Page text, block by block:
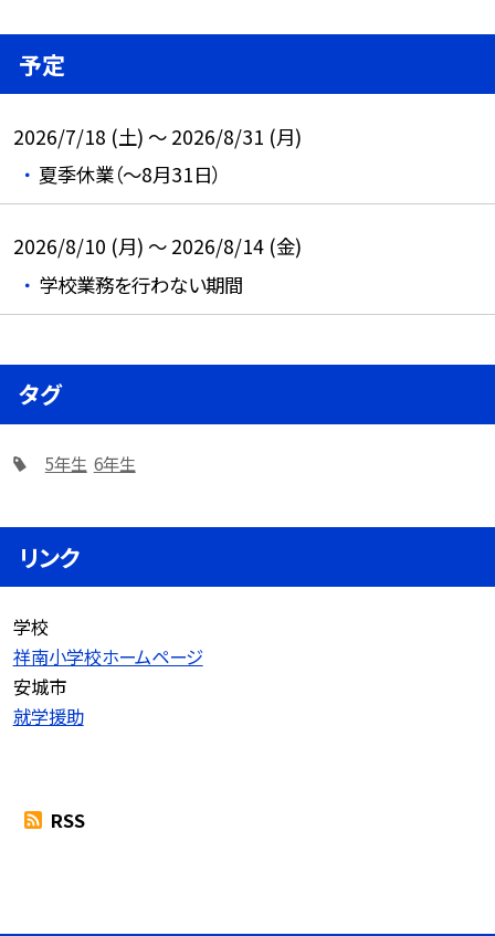
予定
2026/7/18 (土) ～ 2026/8/31 (月)
夏季休業（～8月31日）
2026/8/10 (月) ～ 2026/8/14 (金)
学校業務を行わない期間
タグ
5年生 6年生
リンク
学校
祥南小学校ホームページ
安城市
就学援助
RSS